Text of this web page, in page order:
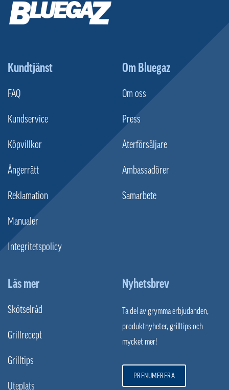
Kundtjänst
FAQ
Kundservice
Köpvillkor
Ångerrätt
Reklamation
Manualer
Integritetspolicy
Om Bluegaz
Om oss
Press
Återförsäljare
Ambassadörer
Samarbete
Läs mer
Skötselråd
Grillrecept
Grilltips
Uteplats
Nyhetsbrev
Ta del av grymma erbjudanden,
produktnyheter, grilltips och
mycket mer!
PRENUMERERA